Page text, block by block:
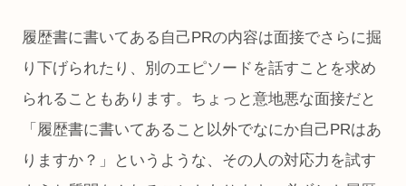
履歴書に書いてある自己PRの内容は面接でさらに掘
り下げられたり、別のエピソードを話すことを求め
られることもあります。ちょっと意地悪な面接だと
「履歴書に書いてあること以外でなにか自己PRはあ
りますか？」というような、その人の対応力を試す